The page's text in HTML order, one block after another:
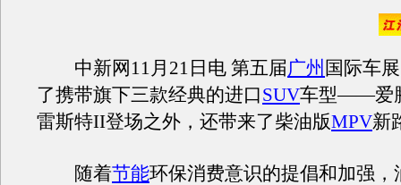
中新网11月21日电 第五届广州 国际车
了携带旗下三款经典的进口SUV车型——爱
雷斯特II登场之外，还带来了柴油版MPV新
随着节能环保消费意识的提倡和加强，